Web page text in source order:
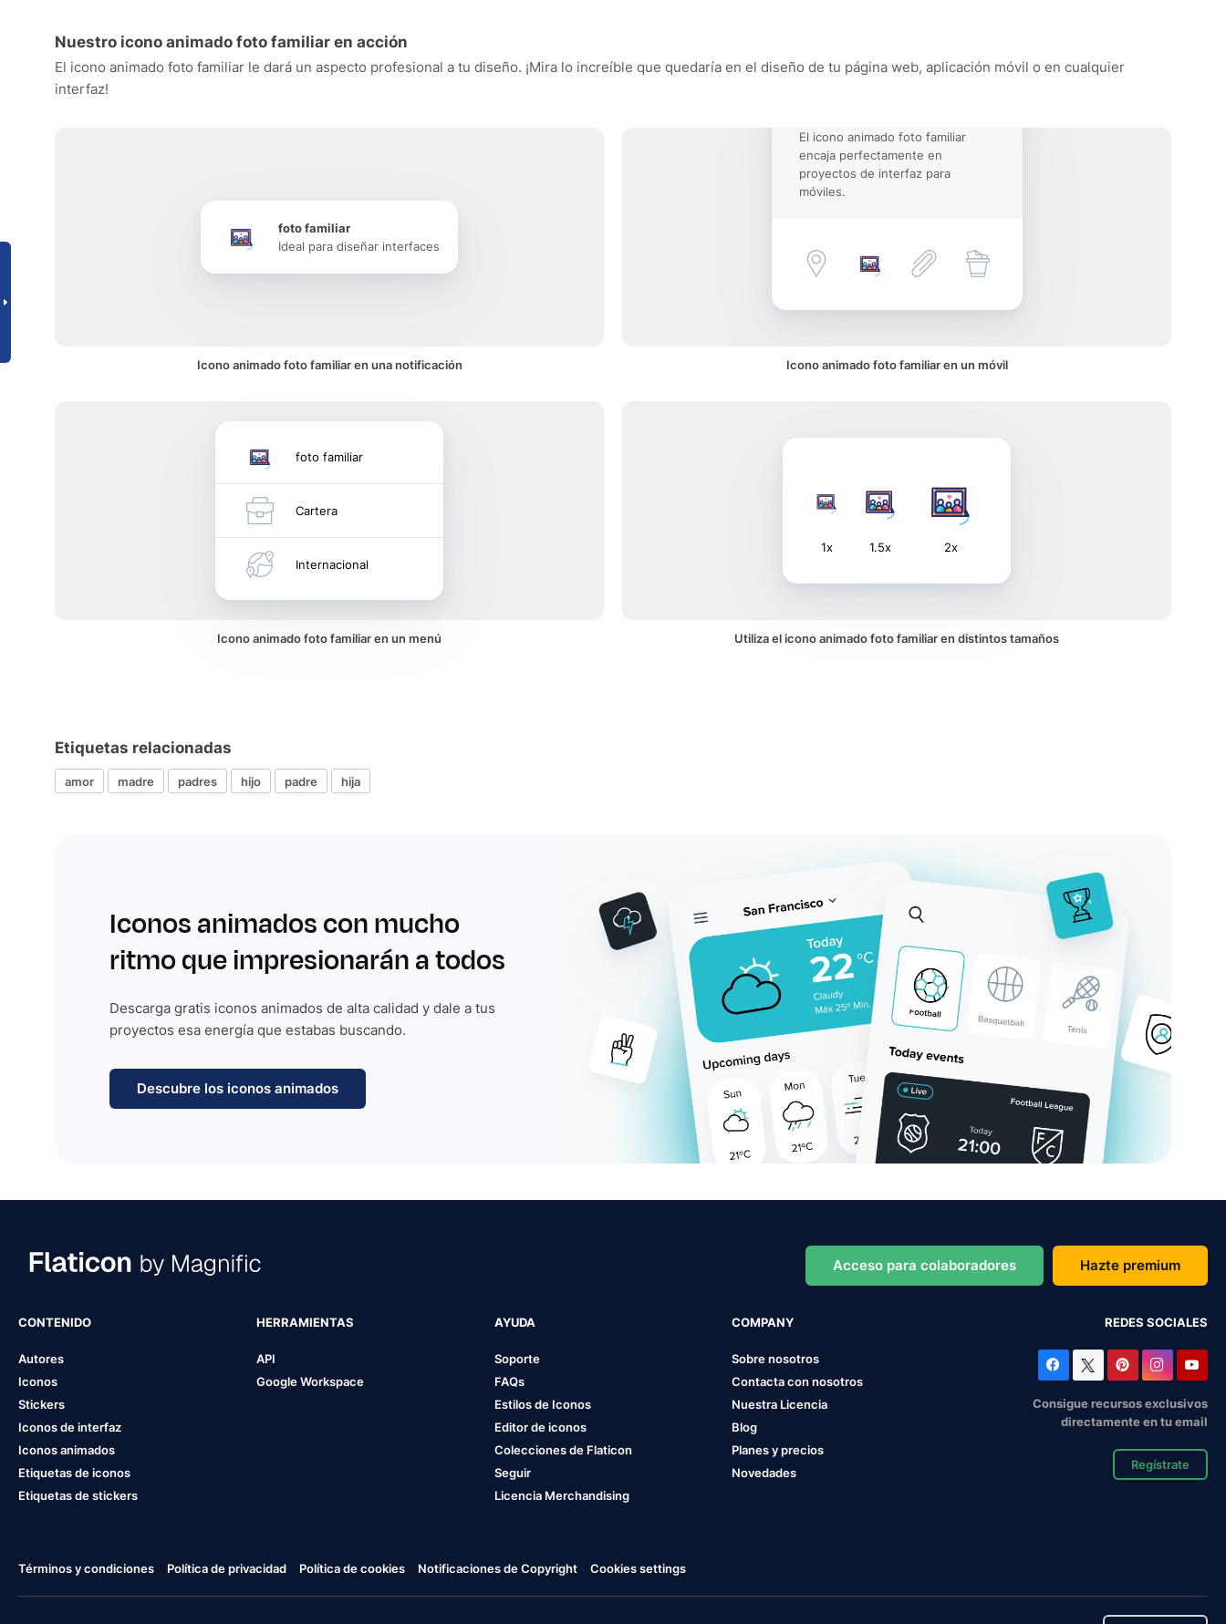
Nuestro icono animado foto familiar en acción
El icono animado foto familiar le dará un aspecto profesional a tu diseño. ¡Mira lo increíble que quedaría en el diseño de tu página web, aplicación móvil o en cualquier
interfaz!
foto familiar
Ideal para diseñar interfaces
Icono animado foto familiar en una notificación
El icono animado foto familiar
encaja perfectamente en
proyectos de interfaz para
móviles.
Icono animado foto familiar en un móvil
foto familiar
Cartera
Internacional
Icono animado foto familiar en un menú
1x 1.5x 2x
Utiliza el icono animado foto familiar en distintos tamaños
Etiquetas relacionadas
amor madre padres hijo padre hija
Iconos animados con mucho
ritmo que impresionarán a todos
Descarga gratis iconos animados de alta calidad y dale a tus
proyectos esa energía que estabas buscando.
Descubre los iconos animados
Acceso para colaboradores Hazte premium
CONTENIDO
Autores
Iconos
Stickers
Iconos de interfaz
Iconos animados
Etiquetas de iconos
Etiquetas de stickers
HERRAMIENTAS
API
Google Workspace
AYUDA
Soporte
FAQs
Estilos de Iconos
Editor de iconos
Colecciones de Flaticon
Seguir
Licencia Merchandising
COMPANY
Sobre nosotros
Contacta con nosotros
Nuestra Licencia
Blog
Planes y precios
Novedades
REDES SOCIALES
Consigue recursos exclusivos
directamente en tu email
Regístrate
Términos y condiciones Política de privacidad Política de cookies Notificaciones de Copyright Cookies settings